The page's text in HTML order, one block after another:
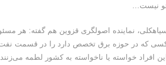
نیست…
نماینده اصولگری قزوین هم گفته: هر
که در حوزه برق تخصص دارد را در قسمت نفت
افراد خواسته یا ناخواسته به کشور لطمه